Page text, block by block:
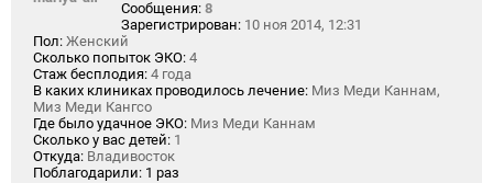
Сообщения: 8
Зарегистрирован: 10 ноя 2014, 12:31
Пол: Женский
Сколько попыток ЭКО: 4
Стаж бесплодия: 4 года
В каких клиниках проводилось лечение: Миз Меди Каннам,
Миз Меди Кангсо
Где было удачное ЭКО: Миз Меди Каннам
Сколько у вас детей: 1
Откуда: Владивосток
Поблагодарили: 1 раз